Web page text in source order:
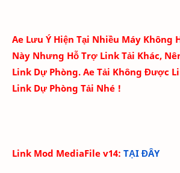
Ae Lưu Ý Hiện Tại Nhiều Máy Không
Này Nhưng Hỗ Trợ Link Tải Khác,
Link Dự Phòng. Ae Tải Không Được
Link Dự Phòng Tải Nhé !
Link Mod MediaFile v14: TẠI ĐÂY